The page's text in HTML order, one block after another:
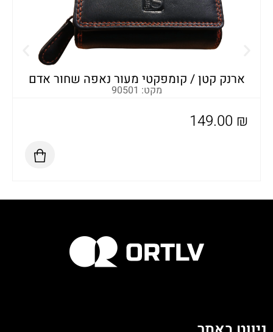
ארנק קטן / קומפקטי מעור נאפה שחור אדם
מקט: 90501
149.00 ₪